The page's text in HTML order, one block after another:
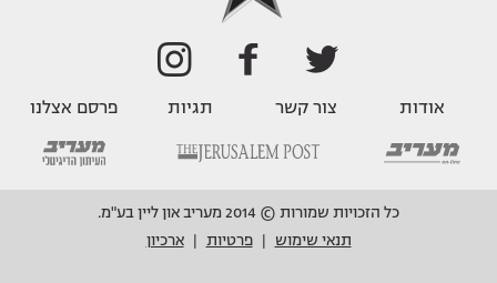
אודות צור קשר תגיות פרסם אצלנו
כל הזכויות שמורות © 2014 מעריב און ליין בע"מ.
תנאי שימוש
פרטיות ארכיון